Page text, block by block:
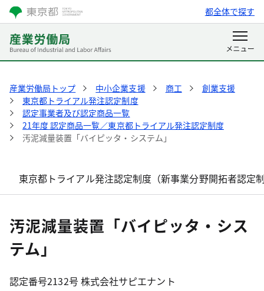
都全体で探す
産業労働局トップ 中小企業支援 商工
創業支援
東京都トライアル発注認定制度
認定事業者及び認定商品一覧
21年度 認定商品一覧／東京都トライアル発注認定制度
汚泥減量装置「バイピッタ・システム」
東京都トライアル発注認定制度（新事業分野開拓者認定
汚泥減量装置「バイピッタ・シス
テム」
認定番号2132号 株式会社サピエナント